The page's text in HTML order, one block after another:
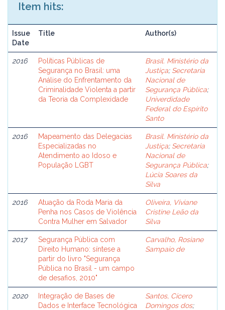
Item hits:
Issue
Date
Title Author(s)
2016
Políticas Públicas de
Segurança no Brasil: uma
Análise do Enfrentamento da
Criminalidade Violenta a partir
da Teoria da Complexidade
Brasil. Ministério da
Justiça; Secretaria
Nacional de
Segurança Pública;
Univerdidade
Federal do Espírito
Santo
2016
Mapeamento das Delegacias
Especializadas no
Atendimento ao Idoso e
População LGBT
Brasil. Ministério da
Justiça; Secretaria
Nacional de
Segurança Pública;
Lúcia Soares da
Silva
2016
Atuação da Roda Maria da
Penha nos Casos de Violência
Contra Mulher em Salvador
Oliveira, Viviane
Cristine Leão da
Silva
2017
Segurança Pública com
Direito Humano: síntese a
partir do livro "Segurança
Pública no Brasil - um campo
de desafios, 2010"
Carvalho, Rosiane
Sampaio de
2020
Integração de Bases de
Dados e Interface Tecnológica
Santos, Cícero
Domingos dos;